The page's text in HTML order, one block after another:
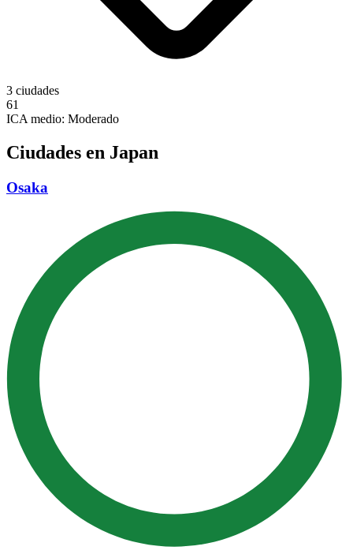
3 ciudades
61
ICA medio: Moderado
Ciudades en Japan
Osaka